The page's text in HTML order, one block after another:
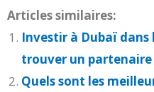
Articles similaires:
Investir à Dubaï
trouver un partenaire
Quels sont les